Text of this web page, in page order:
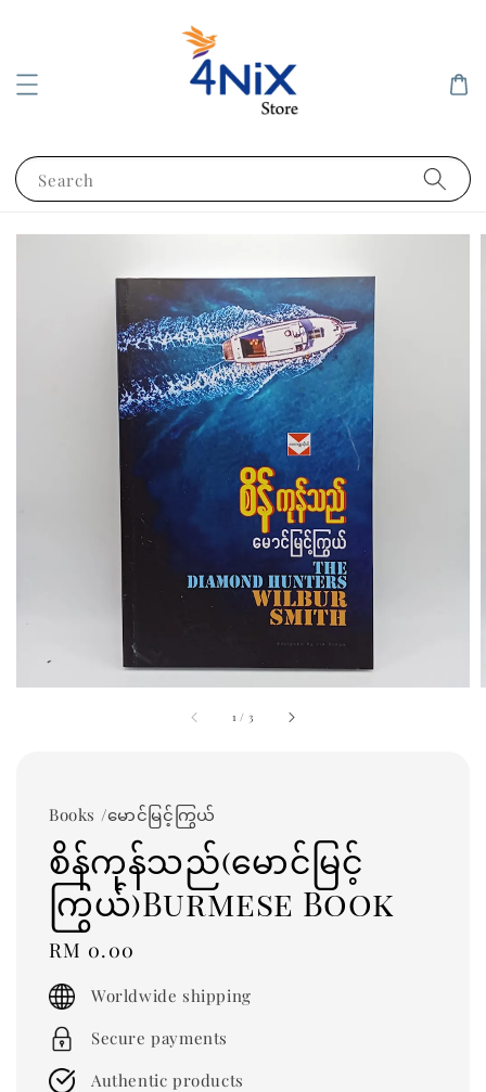
Search
1 / 3
Books /မောင်မြင့်ကြွယ်
စိန်ကုန်သည်(မောင်မြင့်
ကြွယ်)Burmese Book
Regular
price
RM 0.00
Worldwide shipping
Secure payments
Authentic products